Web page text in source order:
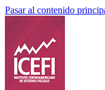
Pasar al contenido